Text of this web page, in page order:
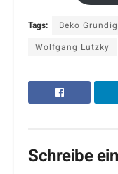
Tags: Beko
Wolfgang Lutzky
Schreibe